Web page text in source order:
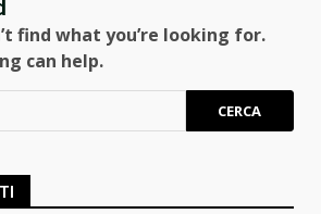
find what you’re looking for.
can help.